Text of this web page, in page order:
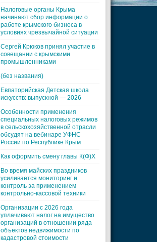
Налоговые органы Крыма
начинают сбор информации о
работе крымского бизнеса в
условиях чрезвычайной ситуации
Cергей Крюков принял участие в
совещании с крымскими
промышленниками
(без названия)
Евпаторийская Детская школа
искусств: выпускной — 2026
Особенности применения
специальных налоговых режимов
в сельскохозяйственной отрасли
обсудят на вебинаре УФНС
России по Республике Крым
Как оформить смену главы К(Ф)Х
Во время майских праздников
усиливается мониторинг и
контроль за применением
контрольно-кассовой техники
Организации с 2026 года
уплачивают налог на имущество
организаций в отношении ряда
объектов недвижимости по
кадастровой стоимости